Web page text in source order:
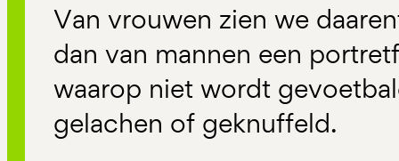
Van vrouwen zien we
dan van mannen een
waarop niet wordt
gelachen of geknuffeld.